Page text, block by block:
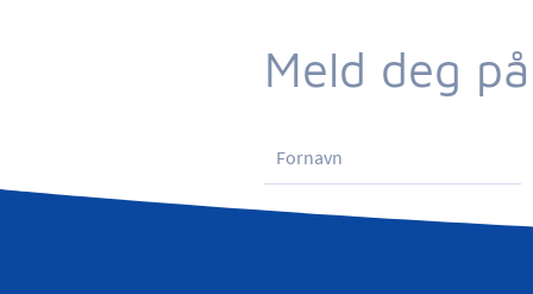
Meld deg